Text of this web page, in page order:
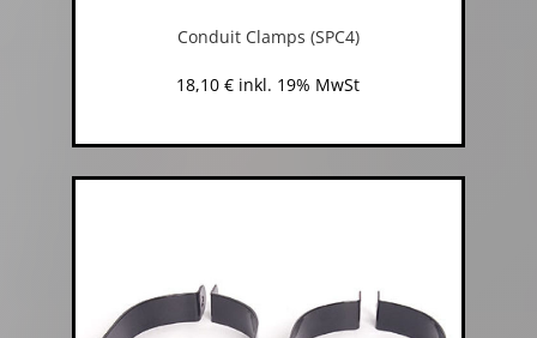
Conduit Clamps (SPC4)
18,10€ inkl. 19% MwSt